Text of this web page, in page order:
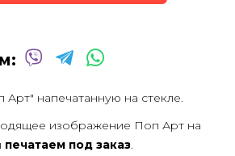
Арт" напечатанную на стекле.
изображение Поп Арт на
печатаем под заказ.